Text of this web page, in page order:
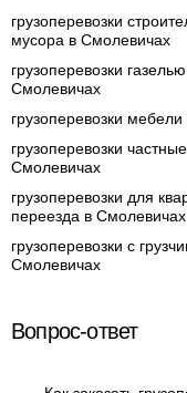
грузоперевозки
мусора в Смолевичах
грузоперевозки
Смолевичах
грузоперевозки
грузоперевозки
Смолевичах
грузоперевозки для
переезда в Смолевичах
грузоперевозки с
Смолевичах
Вопрос-ответ